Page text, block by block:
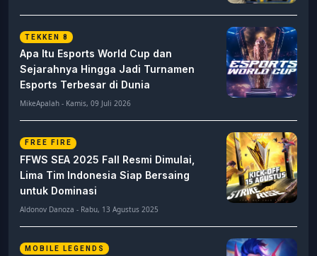
TEKKEN 8
Apa Itu Esports World Cup dan
Sejarahnya Hingga Jadi Turnamen
Esports Terbesar di Dunia
MikeApalah - Kamis, 09 Juli 2026
FREE FIRE
FFWS SEA 2025 Fall Resmi Dimulai,
Lima Tim Indonesia Siap Bersaing
untuk Dominasi
Aldonov Danoza - Rabu, 13 Agustus 2025
MOBILE LEGENDS